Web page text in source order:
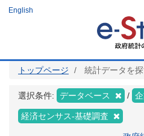
ツ
English
トップページ 統計データを
選択条件: データベース
経済センサス‐基礎調査